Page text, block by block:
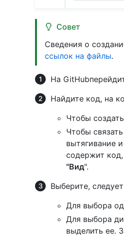
Совет
Сведения о
ссылок на файлы.
На
Найдите код, на
Чтобы
Чтобы
вытягивание
содержит
"Вид".
Выберите,
Для выбора
Для выбора
выделить ее.